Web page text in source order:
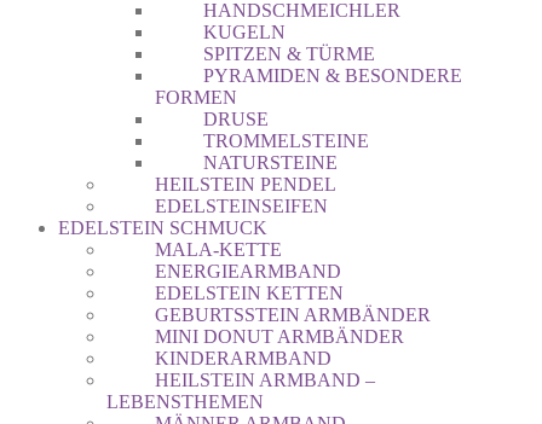
HANDSCHMEICHLER
KUGELN
SPITZEN & TÜRME
PYRAMIDEN & BESONDERE
FORMEN
DRUSE
TROMMELSTEINE
NATURSTEINE
HEILSTEIN PENDEL
EDELSTEINSEIFEN
EDELSTEIN SCHMUCK
MALA-KETTE
ENERGIEARMBAND
EDELSTEIN KETTEN
GEBURTSSTEIN ARMBÄNDER
MINI DONUT ARMBÄNDER
KINDERARMBAND
HEILSTEIN ARMBAND –
LEBENSTHEMEN